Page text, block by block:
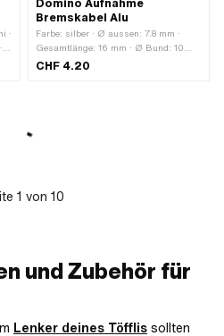
·
Domino Aufnahme
Bremskabel Alu
Farbe: silber · Ø aussen: 7.8 mm ·
Gesamtlänge: 16 mm · Ø Bund: 10
mm · Ø Kabeldurchführung: 4 mm · Ø
CHF 4.20
1 von 10
und Zubehör für
Lenker deines Töfflis sollten